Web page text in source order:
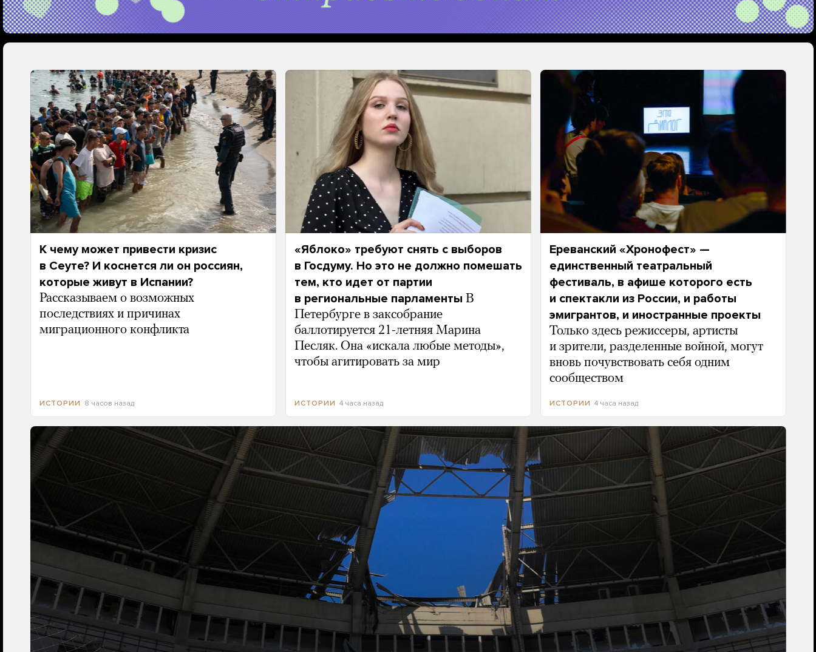
К чему может привести кризис
в Сеуте? И коснется ли он россиян,
которые живут в Испании?
Рассказываем о возможных
последствиях и причинах
миграционного конфликта
ИСТОРИИ 8 часов назад
«Яблоко» требуют снять с выборов
в Госдуму. Но это не должно помешать
тем, кто идет от партии
в региональные парламенты В
Петербурге в заксобрание
баллотируется 21-летняя Марина
Песляк. Она «искала любые методы»,
чтобы агитировать за мир
ИСТОРИИ 4 часа назад
Ереванский «Хронофест» —
единственный театральный
фестиваль, в афише которого есть
и спектакли из России, и работы
эмигрантов, и иностранные проекты
Только здесь режиссеры, артисты
и зрители, разделенные войной, могут
вновь почувствовать себя одним
сообществом
ИСТОРИИ 4 часа назад